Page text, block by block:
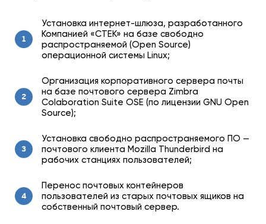
1
Установка интернет-шлюза, разработанного
Компанией «СТЕК» на базе свободно
распространяемой (Open Source)
операционной системы Linux;
2
Организация корпоративного сервера почты
на базе почтового сервера Zimbra
Colaboration Suite OSE (по лицензии GNU Open
Source);
3
Установка свободно распространяемого ПО —
почтового клиента Mozilla Thunderbird на
рабочих станциях пользователей;
4
Перенос почтовых контейнеров
пользователей из старых почтовых ящиков на
собственный почтовый сервер.